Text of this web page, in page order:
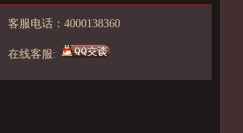
客服电话：4000138360
在线客服: